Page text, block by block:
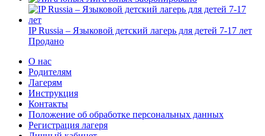
IP Russia – Языковой детский лагерь для детей 7-17 лет
Продано
О нас
Родителям
Лагерям
Инструкция
Контакты
Положение об обработке персональных данных
Регистрация лагеря